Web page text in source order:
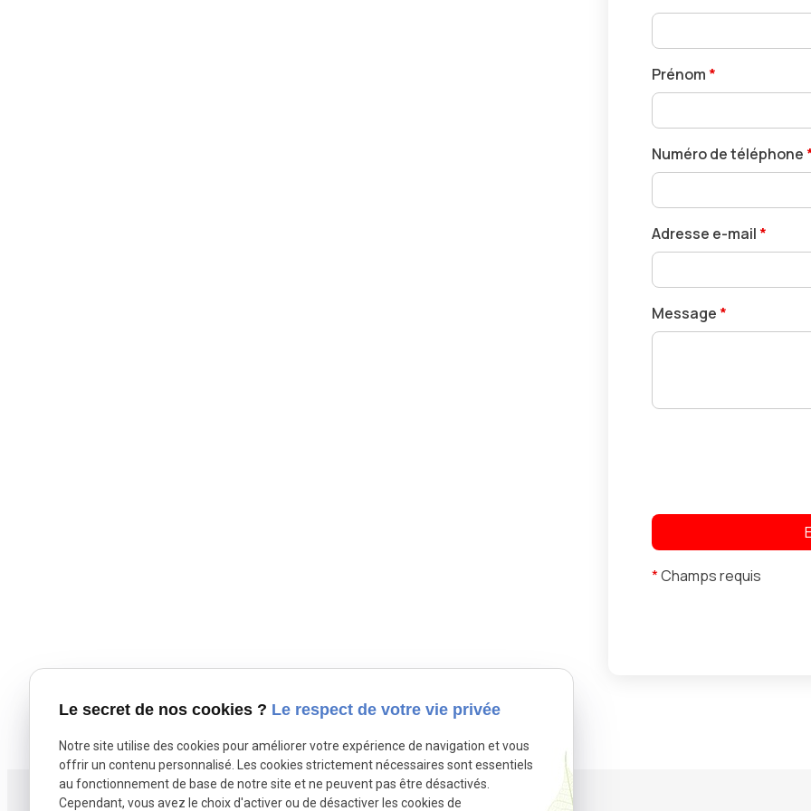
Prénom *
Numéro de téléphone
Adresse e-mail *
Message *
*Champs requis
Le secret de nos cookies ? Le respect de votre vie privée
Notre site utilise des cookies pour améliorer votre expérience de navigation et vous
offrir un contenu personnalisé. Les cookies strictement nécessaires sont essentiels
au fonctionnement de base de notre site et ne peuvent pas être désactivés.
Cependant, vous avez le choix d'activer ou de désactiver les cookies de